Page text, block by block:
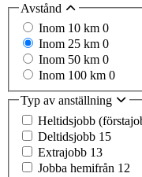
Avstånd
Inom 10 km 0
Inom 25 km 0
Inom 50 km 0
Inom 100 km 0
Typ av anställning
Heltidsjobb
Deltidsjobb 15
Extrajobb 13
Jobba hemifrån 12